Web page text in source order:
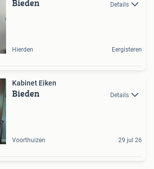
Bieden Details
Hierden Eergisteren
Kabinet Eiken
Bieden Details
Voorthuizen 29 jul 26